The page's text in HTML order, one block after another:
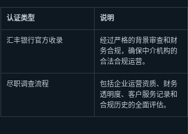
认证类型 说明
汇丰银行官方收录
经过严格的背景审查和财
务合规，确保中介机构的
合法合规运营。
尽职调查流程
包括企业运营资质、财务
透明度、客户服务记录和
合规历史的全面评估。